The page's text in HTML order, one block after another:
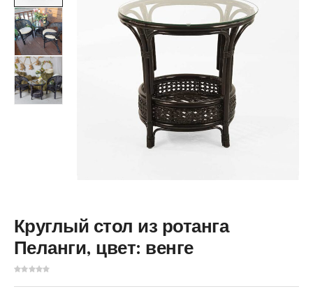
Круглый стол из ротанга
Пеланги, цвет: венге